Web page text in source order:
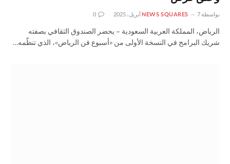
بواسطة NEWS SQUARES 7 أبريل، 2025 0
الرياض، المملكة العربية السعودية – يحضر الصندوق الثقافي بصفته
شريك البرامج في النسخة الأولى من «أسبوع فن الرياض»، الذي تنظّمه…